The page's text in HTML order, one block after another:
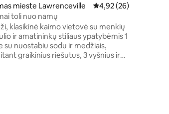
5 iš 5, atsiliepimų: 14
mieste Lawrenceville Vidutinis įvertinimas:
4,92 (26)
toli nuo namų
klasikinė kaimo vietovė su menkių
ir amatininkų stiliaus ypatybėmis 1
su nuostabiu sodu ir medžiais,
graikinius riešutus, 3 vyšnius ir